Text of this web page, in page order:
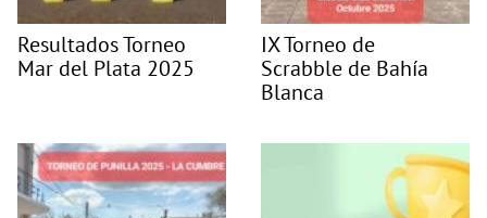
Resultados Torneo
Mar del Plata 2025
IX Torneo de
Scrabble de Bahía
Blanca